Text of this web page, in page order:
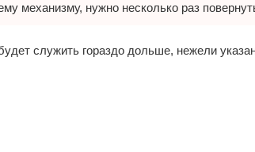
механизму, нужно несколько раз
служить гораздо дольше, нежели